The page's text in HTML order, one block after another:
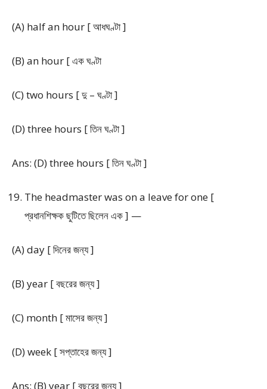
(A) half an hour [ আধঘণ্টা ]
(B) an hour [ এক ঘণ্টা
(C) two hours [ দু – ঘণ্টা ]
(D) three hours [ তিন ঘণ্টা ]
Ans: (D) three hours [ তিন ঘণ্টা ]
The headmaster was on a leave for one [
প্রধানশিক্ষক ছুটিতে ছিলেন এক ] —
(A) day [ দিনের জন্য ]
(B) year [ বছরের জন্য ]
(C) month [ মাসের জন্য ]
(D) week [ সপ্তাহের জন্য ]
Ans: (B) year [ বছরের জন্য ]